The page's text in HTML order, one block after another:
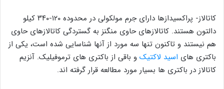
کاتالاز- پراکسیدازها دارای جرم مولکولی در محدوده ۱۲۰-۳۴۰ کیلو
دالتون هستند. کاتالازهای حاوی منگنز به گستردگی کاتالازهای حاوی
هم نیستند و تاکنون تنها سه مورد از آنها شناسایی شده است، یکی از
باکتری های اسید لاکتیک و باقی از باکتری های ترموفیلیک. آنزیم
کاتالاز در باکتری ها بسیار مورد مطالعه قرار گرفته اند.